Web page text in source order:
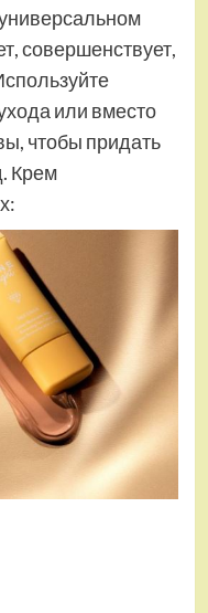
совершенствует,
или вместо
чтобы придать
Крем